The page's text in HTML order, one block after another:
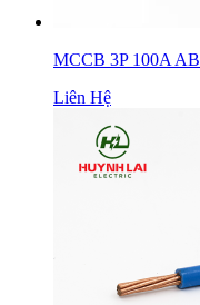
MCCB 3P 100A
Liên Hệ